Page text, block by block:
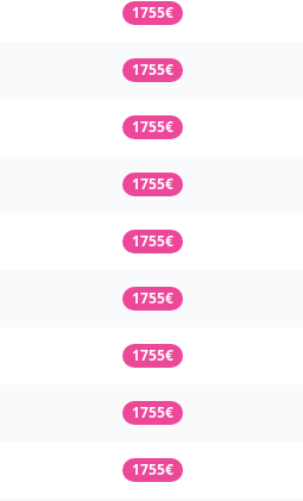
1755€
1755€
1755€
1755€
1755€
1755€
1755€
1755€
1755€